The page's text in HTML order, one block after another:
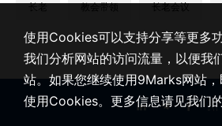
长老 教会带领 长老会议
使用Cookies可以支持分享等更多
我们分析网站的访问流量，以便我
站。如果您继续使用9Marks网站
使用Cookies。更多信息请见我们